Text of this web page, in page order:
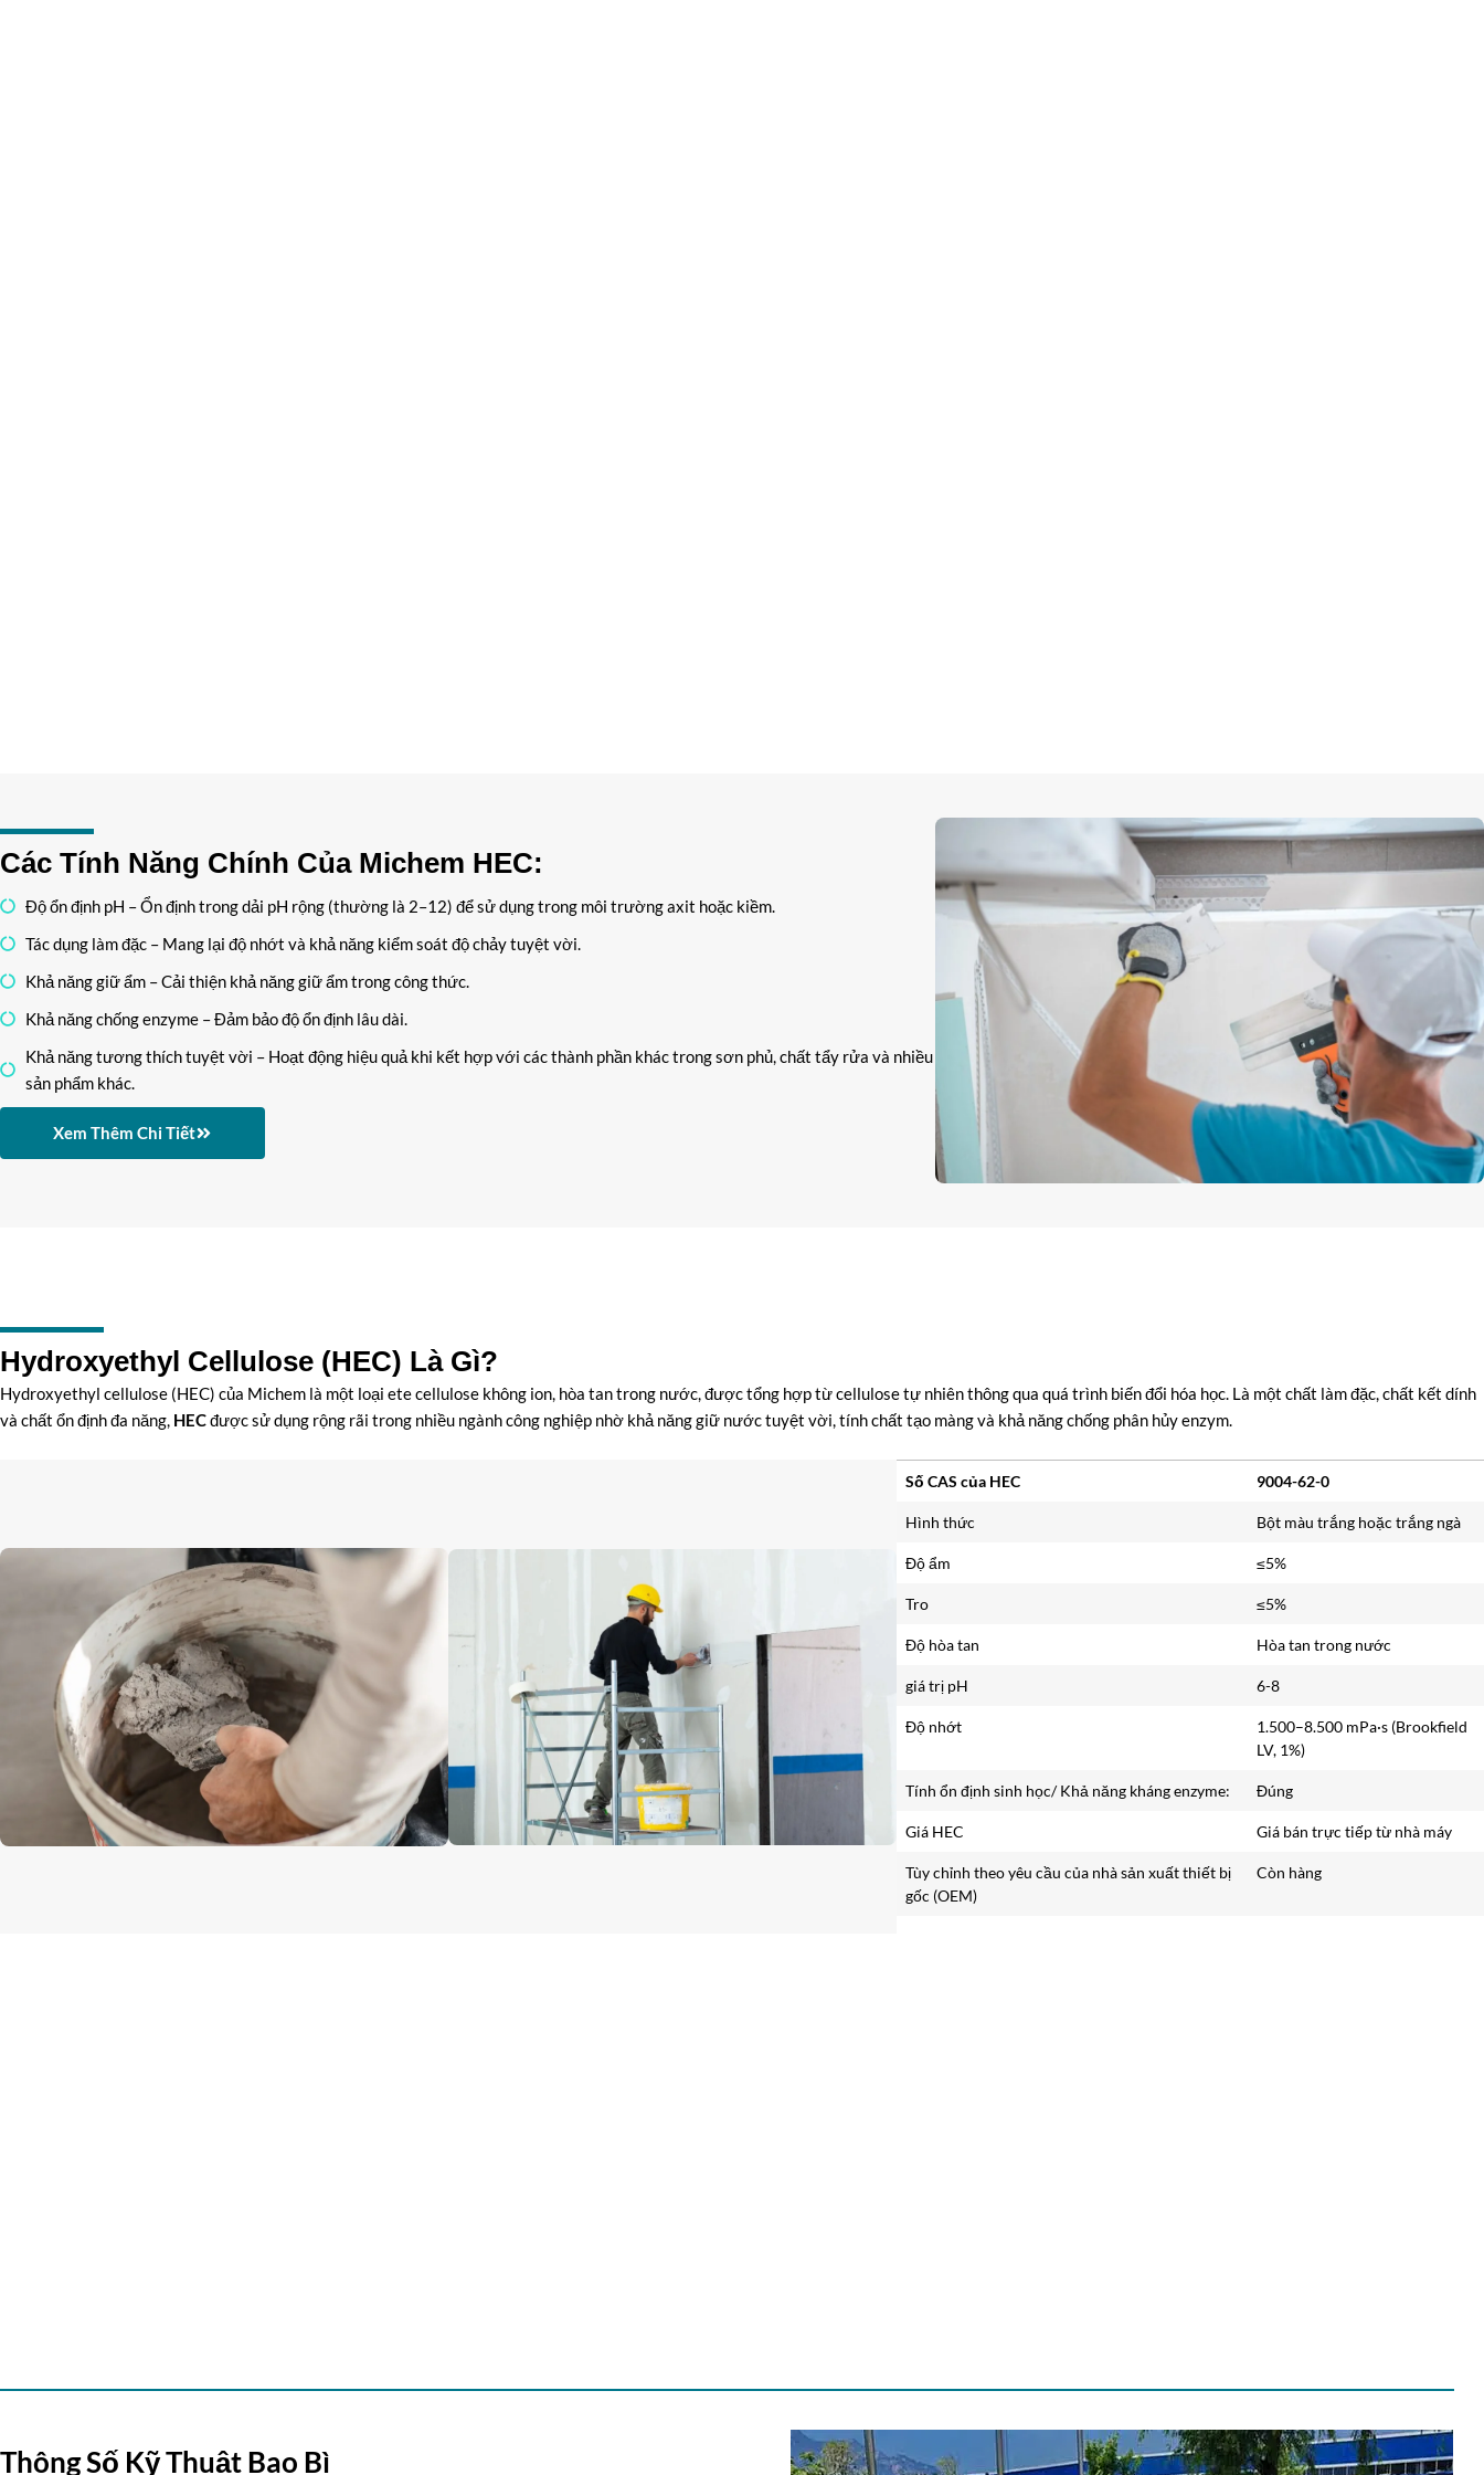
Các Tính Năng Chính Của Michem HEC:
Độ ổn định pH – Ổn định trong dải pH rộng (thường là 2–12) để sử dụng trong môi trường axit hoặc kiềm.
Tác dụng làm đặc – Mang lại độ nhớt và khả năng kiểm soát độ chảy tuyệt vời.
Khả năng giữ ẩm – Cải thiện khả năng giữ ẩm trong công thức.
Khả năng chống enzyme – Đảm bảo độ ổn định lâu dài.
Khả năng tương thích tuyệt vời – Hoạt động hiệu quả khi kết hợp với các thành phần khác trong sơn phủ, chất tẩy rửa và nhiều
sản phẩm khác.
Xem Thêm Chi Tiết
Hydroxyethyl Cellulose (HEC) Là Gì?
Hydroxyethyl cellulose (HEC) của Michem là một loại ete cellulose không ion, hòa tan trong nước, được tổng hợp từ cellulose tự nhiên thông qua quá trình biến đổi hóa học. Là một chất làm đặc, chất kết dính
và chất ổn định đa năng, HECđược sử dụng rộng rãi trong nhiều ngành công nghiệp nhờ khả năng giữ nước tuyệt vời, tính chất tạo màng và khả năng chống phân hủy enzym.
Số CAS của HEC 9004-62-0
Hình thức Bột màu trắng hoặc trắng ngà
Độ ẩm ≤5%
Tro ≤5%
Độ hòa tan Hòa tan trong nước
giá trị pH 6-8
Độ nhớt
1.500–8.500 mPa·s (Brookfield
LV, 1%)
Tính ổn định sinh học/ Khả năng kháng enzyme: Đúng
Giá HEC Giá bán trực tiếp từ nhà máy
Tùy chỉnh theo yêu cầu của nhà sản xuất thiết bị
gốc (OEM)
Còn hàng
Thông Số Kỹ Thuật Bao Bì